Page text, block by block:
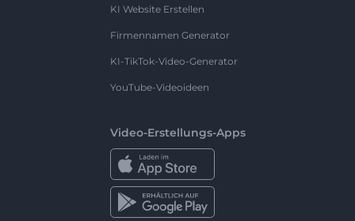
KI Website Erstellen
Firmennamen Generator
KI-TikTok-Video-Generator
YouTube-Videoideen
Video-Erstellungs-Apps